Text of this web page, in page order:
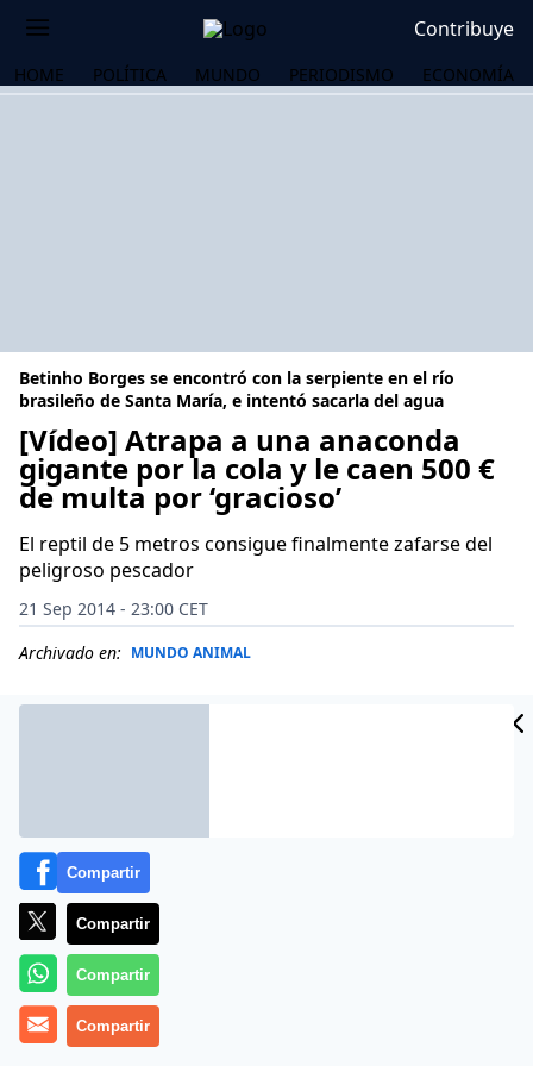
Contribuye
HOME POLÍTICA MUNDO PERIODISMO ECONOMÍA
Betinho Borges se encontró con la serpiente en el río
brasileño de Santa María, e intentó sacarla del agua
[Vídeo] Atrapa a una anaconda
gigante por la cola y le caen 500 €
de multa por ‘gracioso’
El reptil de 5 metros consigue finalmente zafarse del
peligroso pescador
21 Sep 2014 - 23:00 CET
Archivado en: MUNDO ANIMAL
El vídeo de los tres pescadores, -aunque solo aparece
Compartir
Compartir
Compartir
Compartir